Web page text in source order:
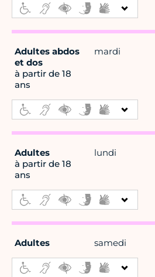
Adultes abdos
et dos
à partir de 18
ans
mardi
Adultes
à partir de 18
ans
lundi
Adultes samedi